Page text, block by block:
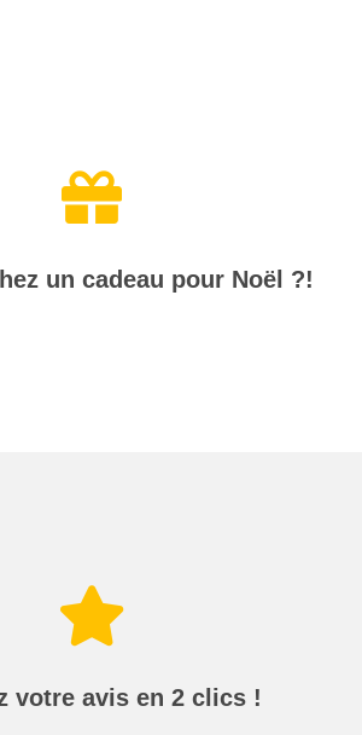
un cadeau pour Noël ?!
votre avis en 2 clics !